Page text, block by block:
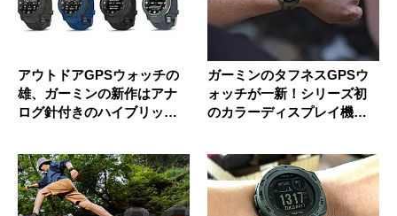
アウトドアGPSウォッチの
雄、ガーミンの新作はアナ
ログ針付きのハイブリッド
ガーミンのタフネスGPSウ
ォッチが一新！シリーズ初
のカラーディスプレイ機種